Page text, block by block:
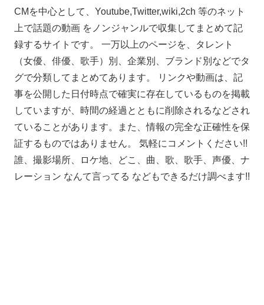
CMを中心として、Youtube,Twitter,wiki,2ch 等のネット
上で話題の動画 をノンジャンルで収集してまとめて記
録するサイトです。 一万以上のページを、タレント
（女優、俳優、歌手）別、企業別、ブランド別などでタ
グで分類してまとめてあります。 リンクや動画は、記
事を公開した日付時点で確実に存在しているものを掲載
していますが、時間の経過とともに削除されるなどされ
ていることがあります。また、情報の完全な正確性を保
証するものではありません。 気軽にコメントください!!
誰、撮影場所、ロケ地、どこ、曲、歌、歌手、声優、ナ
レーション なんて言ってる などもできるだけ調べます!!